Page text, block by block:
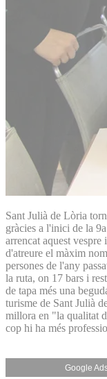
Sant Julià de Lòria
gràcies a l'inici de la
arrencat aquest
d'atreure el màxim
persones de l'any
la ruta, on 17 bars i
de tapa més una
turisme de Sant Julià
millora en "la qualitat
cop hi ha més
Google